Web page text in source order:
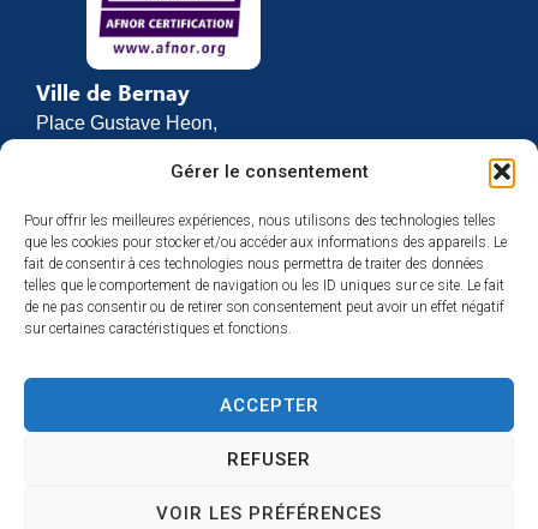
Gérer le consentement
Pour offrir les meilleures expériences, nous utilisons des technologies telles
que les cookies pour stocker et/ou accéder aux informations des appareils. Le
fait de consentir à ces technologies nous permettra de traiter des données
telles que le comportement de navigation ou les ID uniques sur ce site. Le fait
de ne pas consentir ou de retirer son consentement peut avoir un effet négatif
sur certaines caractéristiques et fonctions.
ACCEPTER
REFUSER
VOIR LES PRÉFÉRENCES
Ville de Bernay
Place Gustave Heon,
27307 BERNAY
02 32 46 63 00
Contact
Horaires d’ouverture
Du lundi au vendredi :
et de 13h30 à 17h